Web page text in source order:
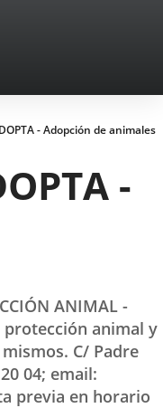
- Adopción de animales
-
ANIMAL -
animal y
C/ Padre
04; email:
previa en horario